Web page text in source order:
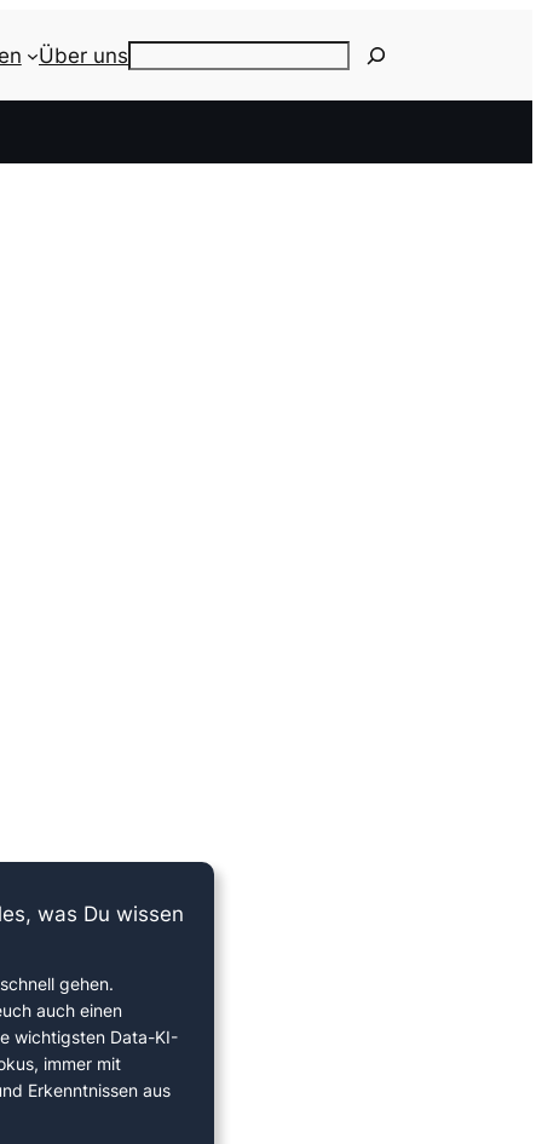
Über uns
was Du wissen
gehen.
auch einen
wichtigsten Data-KI-
immer mit
Erkenntnissen aus